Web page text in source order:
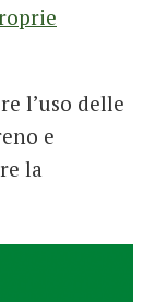
l’uso delle
e
la